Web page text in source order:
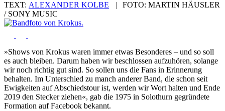
TEXT: ALEXANDER KOLBE | FOTO: MARTIN HÄUSLER
/ SONY MUSIC
»Shows von Krokus waren immer etwas Besonderes – und so soll
es auch bleiben. Darum haben wir beschlossen aufzuhören, solange
wir noch richtig gut sind. So sollen uns die Fans in Erinnerung
behalten. Im Unterschied zu manch anderer Band, die schon seit
Ewigkeiten auf Abschiedstour ist, werden wir Wort halten und Ende
2019 den Stecker ziehen«, gab die 1975 in Solothurn gegründete
Formation auf Facebook bekannt.